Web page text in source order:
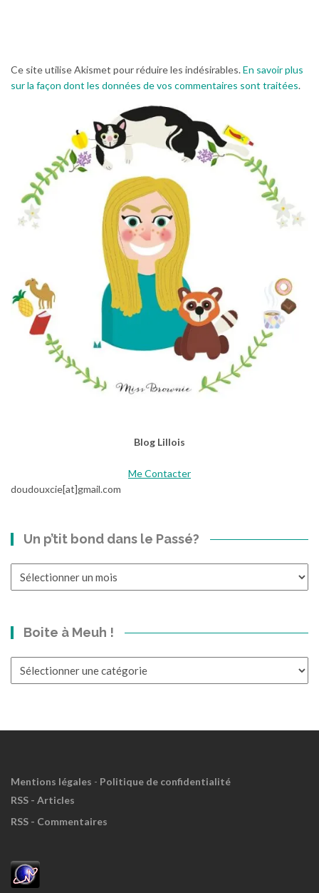
Ce site utilise Akismet pour réduire les indésirables.En savoir plus
sur la façon dont les données de vos commentaires sont traitées.
Blog Lillois
Me Contacter
doudouxcie[at]gmail.com
Un p’tit bond dans le Passé?
Boite à Meuh !
Mentions légales - Politique de confidentialité
RSS - Articles
RSS - Commentaires